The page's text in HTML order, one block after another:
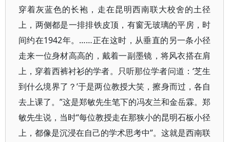
穿着灰蓝色的长袍，走在昆明西南联大校舍的土径
上，两侧都是一排排铁皮顶，有窗无玻璃的平房，时
间约在1942年。……正在这时，从垂直的另一条小径
走来一位身材高高的，戴着一副墨镜，将风衣搭在肩
上，穿着西裤衬衫的学者。只听那位学者问道：‘芝生
到什么境界了？’于是两位教授大笑，擦身而过，各自
去上课了。”这是郑敏先生笔下的冯友兰和金岳霖。郑
敏先生说，当时“每位教授走在那狭小的昆明石板小径
上，都像是沉浸在自己的学术思考中”。这就是西南联